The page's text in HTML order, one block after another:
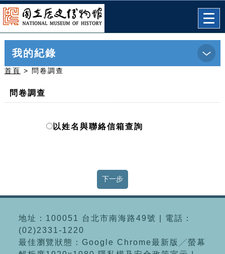
跳到主要內容
網站導覽
前往首頁
我的紀錄
首頁 > 問卷調查
問卷調查
以姓名與聯絡信箱查詢
地址：100051 台北市南海路49號 | 電話：
(02)2331-1220
最佳瀏覽狀態：Google Chrome最新版╱螢幕